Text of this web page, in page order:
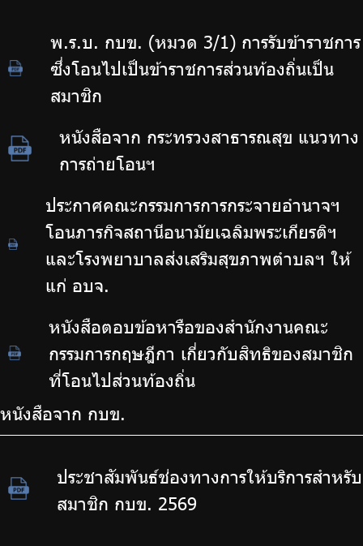
พ.ร.บ. กบข. (หมวด 3/1) การรับข้าราชการ
ซึ่งโอนไปเป็นข้าราชการส่วนท้องถิ่นเป็น
สมาชิก
หนังสือจาก กระทรวงสาธารณสุข แนวทาง
การถ่ายโอนฯ
ประกาศคณะกรรมการการกระจายอำนาจฯ
โอนภารกิจสถานีอนามัยเฉลิมพระเกียรติฯ
และโรงพยาบาลส่งเสริมสุขภาพตำบลฯ ให้
แก่ อบจ.
หนังสือตอบข้อหารือของสำนักงานคณะ
กรรมการกฤษฎีกา เกี่ยวกับสิทธิของสมาชิก
ที่โอนไปส่วนท้องถิ่น
หนังสือจาก กบข.
ประชาสัมพันธ์ช่องทางการให้บริการสำหรับ
สมาชิก กบข. 2569